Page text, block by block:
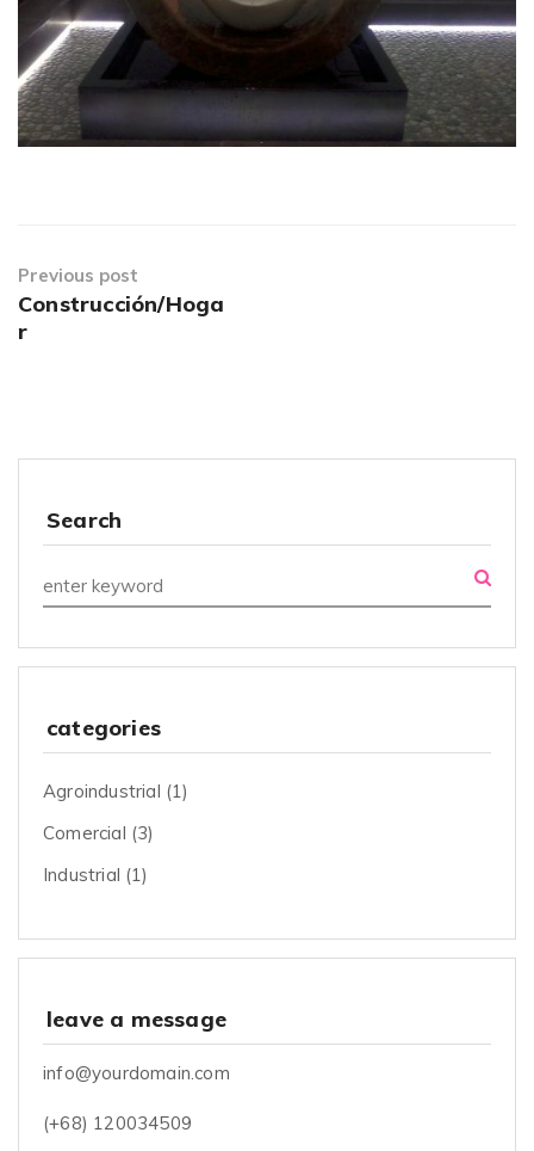
Previous post
Construcción/Hoga
r
Search
categories
Agroindustrial (1)
Comercial (3)
Industrial (1)
leave a message
info@yourdomain.com
(+68) 120034509